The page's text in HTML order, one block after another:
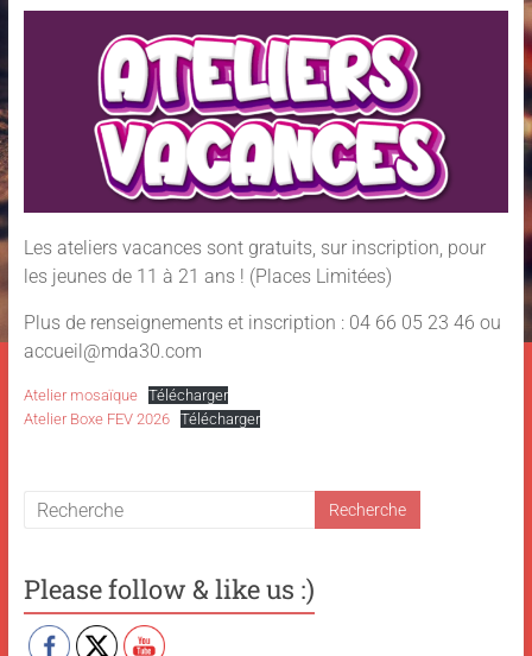
Les ateliers vacances sont gratuits, sur inscription, pour
les jeunes de 11 à 21 ans ! (Places Limitées)
Plus de renseignements et inscription : 04 66 05 23 46 ou
accueil@mda30.com
Atelier mosaïque
Télécharger
Atelier Boxe FEV 2026
Télécharger
Please follow & like us :)